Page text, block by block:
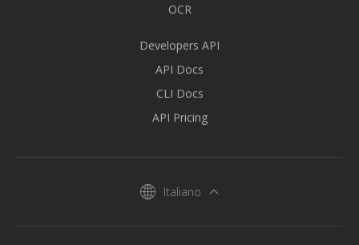
OCR
Developers API
API Docs
CLI Docs
API Pricing
Italiano